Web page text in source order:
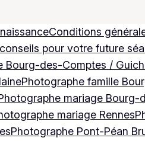
Conditions
pour votre future
Bourg-des-Comptes /
Photographe famille
mariage Bourg-
mariage Rennes
Photographe Pont-Péan